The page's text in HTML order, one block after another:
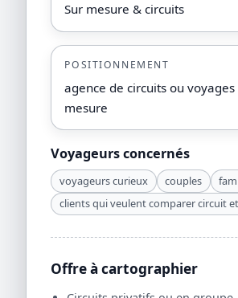
Sur mesure & circuits
POSITIONNEMENT
agence de circuits ou voyages
mesure
Voyageurs concernés
voyageurs curieux couples
clients qui veulent comparer circuit
Offre à cartographier